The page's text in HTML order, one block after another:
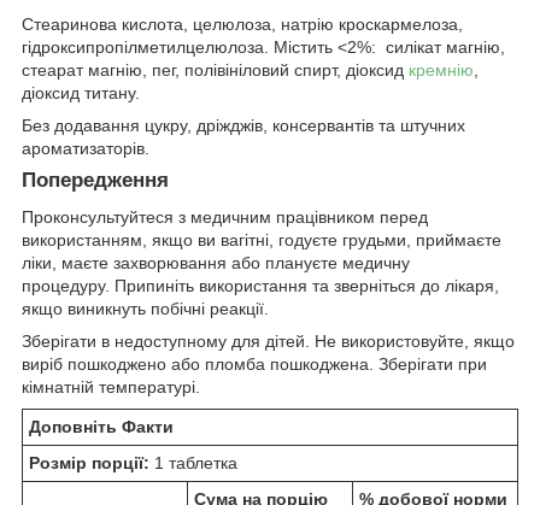
Стеаринова кислота, целюлоза, натрію кроскармелоза,
гідроксипропілметилцелюлоза. Містить <2%: силікат магнію,
стеарат магнію, пег, полівініловий спирт, діоксид кремнію
діоксид титану.
Без додавання цукру, дріжджів, консервантів та штучних
ароматизаторів.
Попередження
Проконсультуйтеся з медичним працівником перед
використанням, якщо ви вагітні, годуєте грудьми, приймаєте
ліки, маєте захворювання або плануєте медичну
процедуру. Припиніть використання та зверніться до лікаря,
якщо виникнуть побічні реакції.
Зберігати в недоступному для дітей. Не використовуйте, якщо
виріб пошкоджено або пломба пошкоджена. Зберігати при
кімнатній температурі.
Доповніть Факти
Розмір порції: 1 таблетка
Сума на порцію
% добової норми